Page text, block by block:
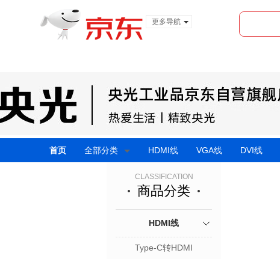
更多导航
首页 全部分类 HDMI线 VGA线 DVI线
CLASSIFICATION
商品分类
HDMI线
Type-C转HDMI